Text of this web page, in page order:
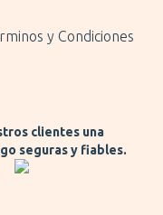
y Condiciones
clientes una
seguras y fiables.